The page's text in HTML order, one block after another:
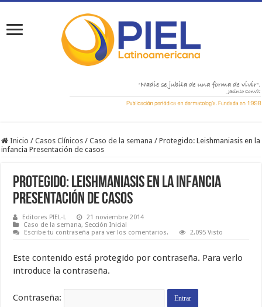
Inicio / Casos Clínicos / Caso de la semana / Protegido: Leishmaniasis en la
infancia Presentación de casos
Protegido: Leishmaniasis en la infancia
Presentación de casos
Editores PIEL-L
21 noviembre 2014
Caso de la semana, Sección Inicial
Escribe tu contraseña para ver los comentarios.
2,095 Visto
Este contenido está protegido por contraseña. Para verlo
introduce la contraseña.
Contraseña: